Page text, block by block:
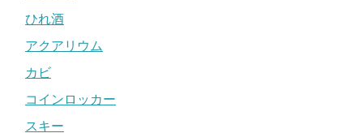
ひれ酒
アクアリウム
カビ
コインロッカー
スキー